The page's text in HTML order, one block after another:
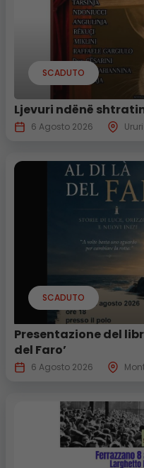
SCADUTO
Ljevuri ndënë
6 Agosto 2026 Ururi
SCADUTO
Presentazione del
del Faro’
6 Agosto 2026